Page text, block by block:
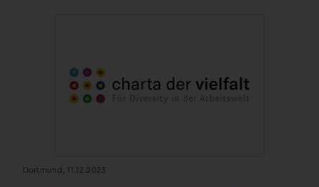
Dortmund, 11.12.2023